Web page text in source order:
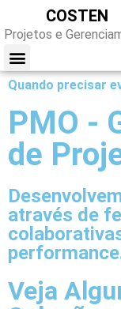
COSTEN
Projetos e
Quando precisar
PMO -
de
através de
Veja